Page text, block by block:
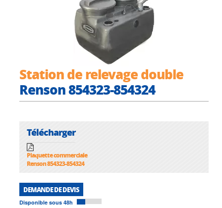
Station de relevage double
Renson 854323-854324
Télécharger
Plaquette commerciale
Renson 854323-854324
DEMANDE DE DEVIS
Disponible sous 48h